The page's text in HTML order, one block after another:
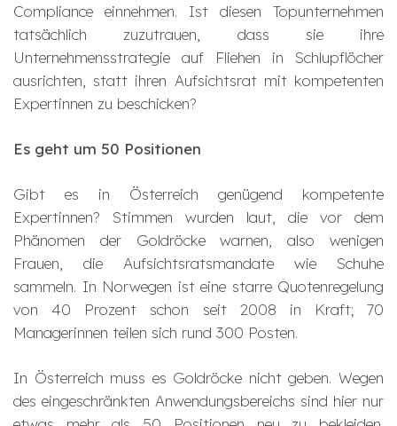
Compliance einnehmen. Ist diesen Topunternehmen
tatsächlich zuzutrauen, dass sie ihre
Unternehmensstrategie auf Fliehen in Schlupflöcher
ausrichten, statt ihren Aufsichtsrat mit kompetenten
Expertinnen zu beschicken?
Es geht um 50 Positionen
Gibt es in Österreich genügend kompetente
Expertinnen? Stimmen wurden laut, die vor dem
Phänomen der Goldröcke warnen, also wenigen
Frauen, die Aufsichtsratsmandate wie Schuhe
sammeln. In Norwegen ist eine starre Quotenregelung
von 40 Prozent schon seit 2008 in Kraft; 70
Managerinnen teilen sich rund 300 Posten.
In Österreich muss es Goldröcke nicht geben. Wegen
des eingeschränkten Anwendungsbereichs sind hier nur